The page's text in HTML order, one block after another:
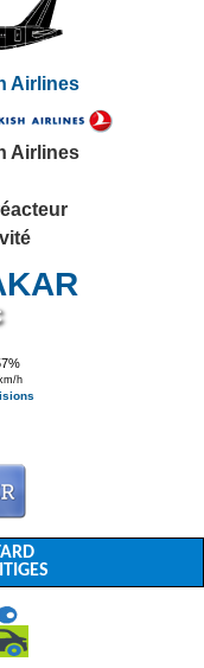
Airlines
Airlines
h